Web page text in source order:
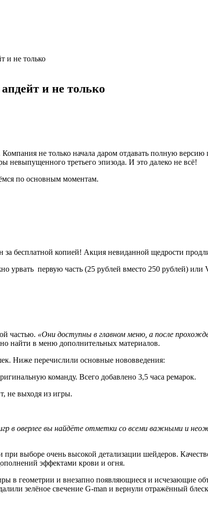
и не только
и не только
не только начала даром отдавать полную
невыпущенного третьего эпизода. И это далеко не всё!
по основным моментам.
за бесплатной копией! Акция невиданной щедрости
урвать первую часть (25 рублей вместо 250 рублей) или
частью. «Они доступны в главном меню, а после
найти в меню дополнительных материалов.
Ниже перечислили основные нововведения:
команду. Всего добавлено 3,5 часа ремарок.
не выходя из игры.
в оверлее вы найдёте отметки со всеми важными и
выборе очень высокой детализации шейдеров.
эффектами крови и огня.
в геометрии и внезапно появляющиеся и исчезающие
зелёное свечение G-man и вернули отражённый